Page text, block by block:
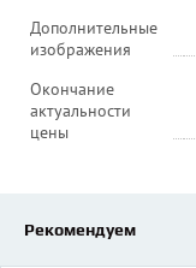
Дополнительные
изображения
Окончание
актуальности
цены
Рекомендуем